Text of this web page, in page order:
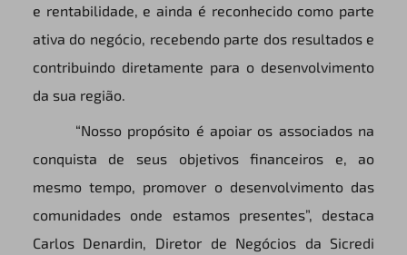
e rentabilidade, e ainda é reconhecido como parte
ativa do negócio, recebendo parte dos resultados e
contribuindo diretamente para o desenvolvimento
da sua região.
“Nosso propósito é apoiar os associados na
conquista de seus objetivos financeiros e, ao
mesmo tempo, promover o desenvolvimento das
comunidades onde estamos presentes”, destaca
Carlos Denardin, Diretor de Negócios da Sicredi